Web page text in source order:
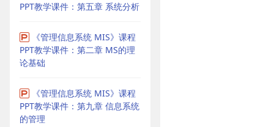
PPT教学课件：第五章 系统分析
《管理信息系统 MIS》课程
PPT教学课件：第二章 MS的理
论基础
《管理信息系统 MIS》课程
PPT教学课件：第九章 信息系统
的管理